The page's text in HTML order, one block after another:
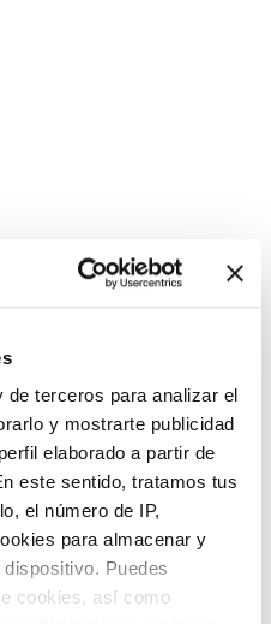
terceros para analizar el
y mostrarte publicidad
elaborado a partir de
este sentido, tratamos tus
el número de IP,
para almacenar y
Puedes
cookies, así como
películas con el
de búsqueda